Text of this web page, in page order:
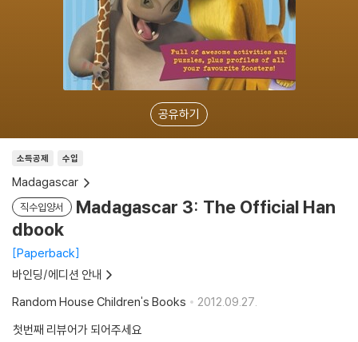
공유하기
소득공제 수입
Madagascar
직수입양서
Madagascar 3: The Official Han
dbook
Paperback
바인딩/에디션 안내
Random House Children's Books
2012.09.27.
첫번째 리뷰어가 되어주세요